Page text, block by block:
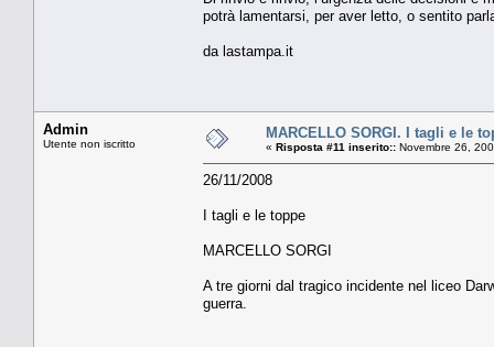
potrà lamentarsi, per aver letto, o sentito
da lastampa.it
Admin
Utente non iscritto
MARCELLO SORGI. I tagli e le
« Risposta #11 inserito:: Novembre 26,
26/11/2008
I tagli e le toppe
MARCELLO SORGI
A tre giorni dal tragico incidente nel liceo
guerra.